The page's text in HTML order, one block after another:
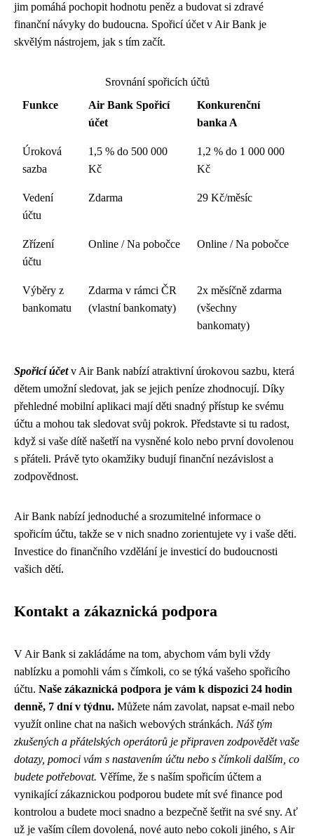
jim pomáhá pochopit hodnotu peněz a budovat si zdravé
finanční návyky do budoucna. Spořicí účet v Air Bank je
skvělým nástrojem, jak s tím začít.
Srovnání spořicích účtů
Funkce
Air Bank Spořicí
účet
Konkurenční
banka A
Úroková
sazba
1,5 % do 500 000
Kč
1,2 % do 1 000 000
Kč
Vedení
účtu
Zdarma 29 Kč/měsíc
Zřízení
účtu
Online / Na pobočce Online / Na pobočce
Výběry z
bankomatu
Zdarma v rámci ČR
(vlastní bankomaty)
2x měsíčně zdarma
(všechny
bankomaty)
Spořicí účetv Air Bank nabízí atraktivní úrokovou sazbu, která
dětem umožní sledovat, jak se jejich peníze zhodnocují. Díky
přehledné mobilní aplikaci mají děti snadný přístup ke svému
účtu a mohou tak sledovat svůj pokrok. Představte si tu radost,
když si vaše dítě našetří na vysněné kolo nebo první dovolenou
s přáteli. Právě tyto okamžiky budují finanční nezávislost a
zodpovědnost.
Air Bank nabízí jednoduché a srozumitelné informace o
spořicím účtu, takže se v nich snadno zorientujete vy i vaše děti.
Investice do finančního vzdělání je investicí do budoucnosti
vašich dětí.
Kontakt a zákaznická podpora
V Air Bank si zakládáme na tom, abychom vám byli vždy
nablízku a pomohli vám s čímkoli, co se týká vašeho spořicího
účtu. Naše zákaznická podpora je vám k dispozici 24 hodin
denně, 7 dní v týdnu. Můžete nám zavolat, napsat e-mail nebo
využít online chat na našich webových stránkách. Náš tým
zkušených a přátelských operátorů je připraven zodpovědět vaše
dotazy, pomoci vám s nastavením účtu nebo s čímkoli dalším, co
budete potřebovat. Věříme, že s naším spořicím účtem a
vynikající zákaznickou podporou budete mít své finance pod
kontrolou a budete moci snadno a bezpečně šetřit na své sny. Ať
už je vaším cílem dovolená, nové auto nebo cokoli jiného, s Air